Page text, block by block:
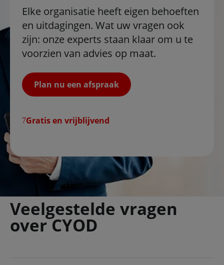
Elke organisatie heeft eigen behoeften
en uitdagingen. Wat uw vragen ook
zijn: onze experts staan klaar om u te
voorzien van advies op maat.
Plan nu een afspraak
Gratis en vrijblijvend
Veelgestelde vragen
over CYOD